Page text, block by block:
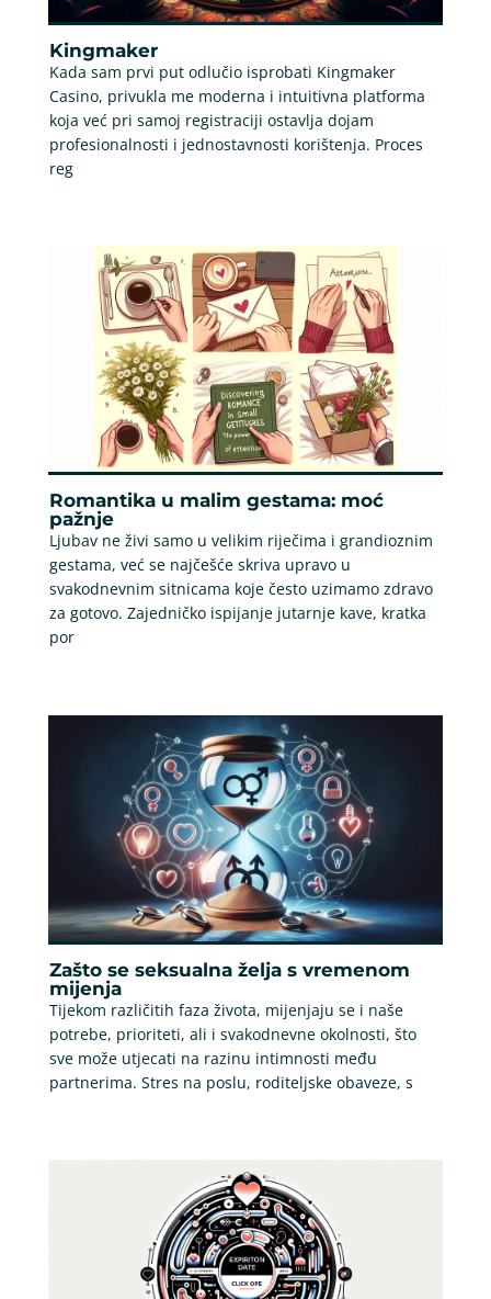
Kingmaker
Kada sam prvi put odlučio isprobati Kingmaker
Casino, privukla me moderna i intuitivna platforma
koja već pri samoj registraciji ostavlja dojam
profesionalnosti i jednostavnosti korištenja. Proces
reg
Romantika u malim gestama: moć
pažnje
Ljubav ne živi samo u velikim riječima i grandioznim
gestama, već se najčešće skriva upravo u
svakodnevnim sitnicama koje često uzimamo zdravo
za gotovo. Zajedničko ispijanje jutarnje kave, kratka
por
Zašto se seksualna želja s vremenom
mijenja
Tijekom različitih faza života, mijenjaju se i naše
potrebe, prioriteti, ali i svakodnevne okolnosti, što
sve može utjecati na razinu intimnosti među
partnerima. Stres na poslu, roditeljske obaveze, s